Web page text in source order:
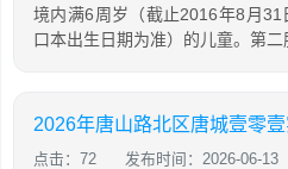
境内满6周岁（截止2016年8月
口本出生日期为准）的儿童。第二
点击：72 发布时间：2026-06-13